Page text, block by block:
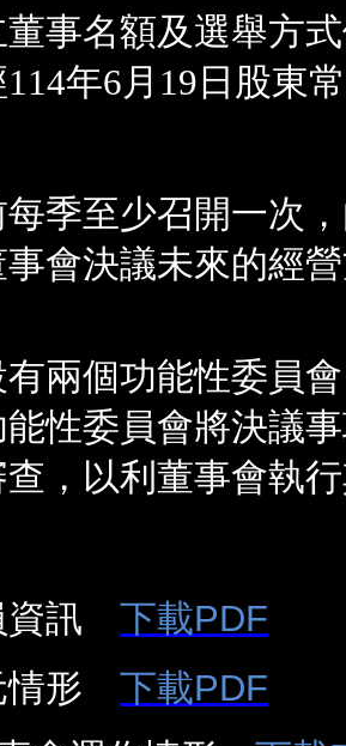
事名額及選舉方
114年6月19日股東
季至少召開一次
會決議未來的經
兩個功能性委員
性委員會將決議
，以利董事會執
資訊 下載PDF
情形 下載PDF